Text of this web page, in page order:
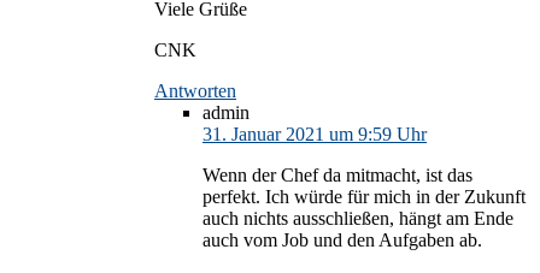
Viele Grüße
CNK
Antworten
admin
31. Januar 2021 um 9:59 Uhr
Wenn der Chef da mitmacht, ist das
perfekt. Ich würde für mich in der Zukunft
auch nichts ausschließen, hängt am Ende
auch vom Job und den Aufgaben ab.